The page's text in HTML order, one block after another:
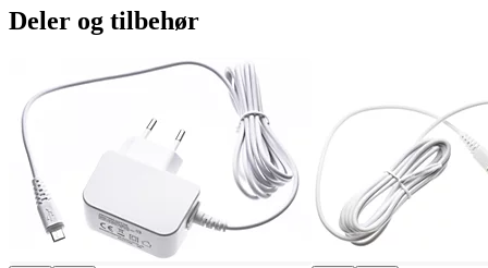
Deler og tilbehør